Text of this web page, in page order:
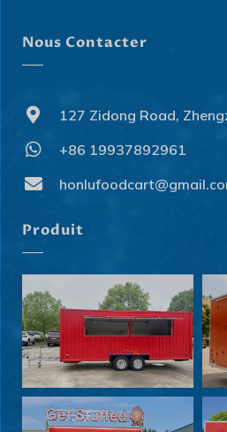
Nous Contacter
127 Zidong Road,
+86 19937892961
Produit